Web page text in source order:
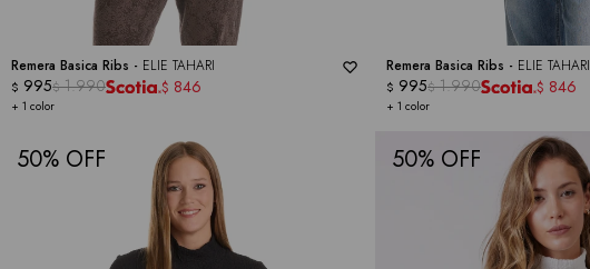
Remera Basica Ribs - ELIE TAHARI
+ 1 color
$ 995$ 1.990 $ 846
Remera Basica Ribs - ELIE TAHARI
+ 1 color
$ 995$ 1.990 $ 846
50 50